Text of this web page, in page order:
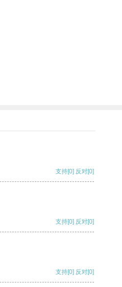
支持[0] 反对[0]
支持[0] 反对[0]
支持[0] 反对[0]